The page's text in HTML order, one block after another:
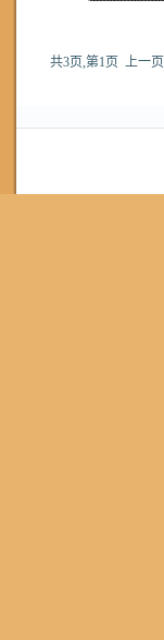
共3页,第1页 上一页